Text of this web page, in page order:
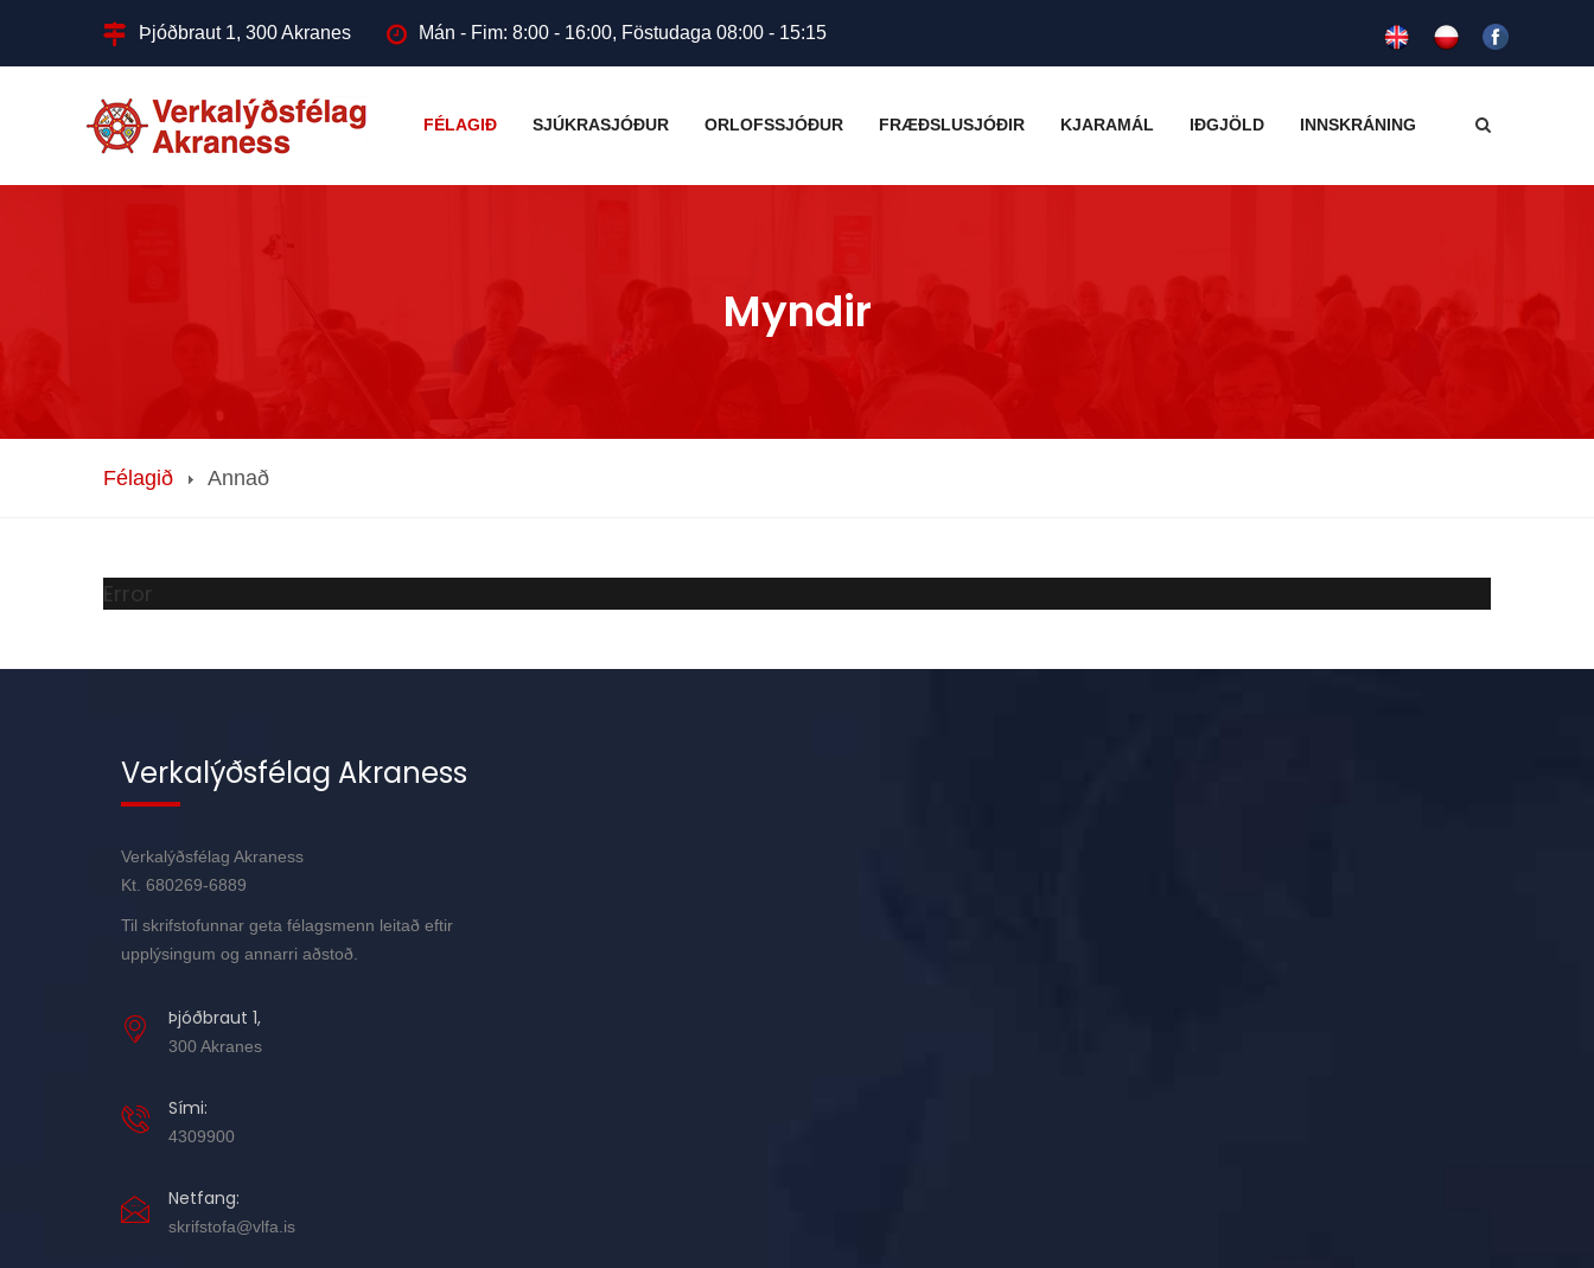
Þjóðbraut 1, 300 Akranes Mán - Fim: 8:00 - 16:00, Föstudaga 08:00 - 15:15
FÉLAGIÐ SJÚKRASJÓÐUR ORLOFSSJÓÐUR FRÆÐSLUSJÓÐIR KJARAMÁL IÐGJÖLD INNSKRÁNING
Myndir
Félagið Annað
Error
Verkalýðsfélag Akraness
Verkalýðsfélag Akraness
Kt. 680269-6889
Til skrifstofunnar geta félagsmenn leitað eftir
upplýsingum og annarri aðstoð.
Þjóðbraut 1,
300 Akranes
Sími:
4309900
Netfang:
skrifstofa@vlfa.is